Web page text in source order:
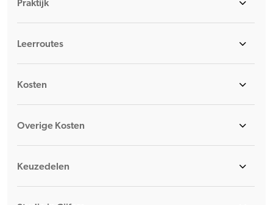
Praktijk
Leerroutes
Kosten
Overige Kosten
Keuzedelen